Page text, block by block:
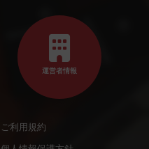
運営者情報
ご利用規約